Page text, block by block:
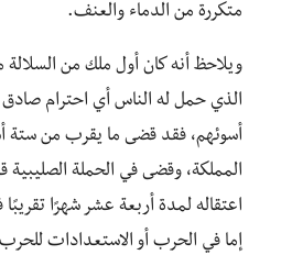
متكررة من الدماء والعنف.
ويلاحظ أنه كان أول ملك من السلالة
الذي حمل له الناس أي احترام صادق
أسوئهم، فقد قضى ما يقرب من ستة
المملكة، وقضى في الحملة الصليبية
اعتقاله لمدة أربعة عشر شهرًا
إما في الحرب أو الاستعدادات